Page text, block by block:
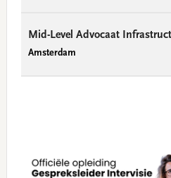
Mid-Level Advocaat
Amsterdam